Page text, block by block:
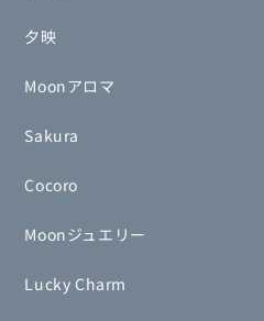
夕映
Moonアロマ
Sakura
Cocoro
Moonジュエリー
Lucky Charm